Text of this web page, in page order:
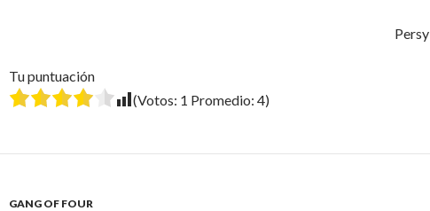
Persy
Tu puntuación
(Votos: 1 Promedio: 4)
GANG OF FOUR